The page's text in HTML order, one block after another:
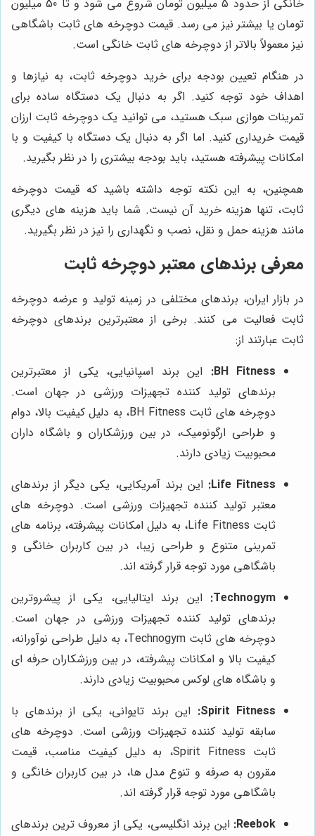
خانگی از حدود 5 میلیون تومان شروع می شود و تا 50 میلیون
تومان یا بیشتر نیز می رسد. قیمت دوچرخه های ثابت باشگاهی
نیز معمولاً بالاتر از دوچرخه های ثابت خانگی است.
در هنگام تعیین بودجه برای خرید دوچرخه ثابت، به نیازها و
اهداف خود توجه کنید. اگر به دنبال یک دستگاه ساده برای
تمرینات هوازی سبک هستید، می توانید یک دوچرخه ثابت ارزان
قیمت خریداری کنید. اما اگر به دنبال یک دستگاه با کیفیت و با
امکانات پیشرفته هستید، باید بودجه بیشتری را در نظر بگیرید.
همچنین، به این نکته توجه داشته باشید که قیمت دوچرخه
ثابت، تنها هزینه خرید آن نیست. شما باید هزینه های دیگری
مانند هزینه حمل و نقل، نصب و نگهداری را نیز در نظر بگیرید.
معرفی برندهای معتبر دوچرخه ثابت
در بازار ایران، برندهای مختلفی در زمینه تولید و عرضه دوچرخه
ثابت فعالیت می کنند. برخی از معتبرترین برندهای دوچرخه
ثابت عبارتند از:
BH Fitness:
این برند اسپانیایی، یکی از معتبرترین
برندهای تولید کننده تجهیزات ورزشی در جهان است.
دوچرخه های ثابت BH Fitness، به دلیل کیفیت بالا، دوام
و طراحی ارگونومیک، در بین ورزشکاران و باشگاه داران
محبوبیت زیادی دارند.
Life Fitness: این برند آمریکایی، یکی دیگر از برندهای
معتبر تولید کننده تجهیزات ورزشی است. دوچرخه های
ثابت Life Fitness، به دلیل امکانات پیشرفته، برنامه های
تمرینی متنوع و طراحی زیبا، در بین کاربران خانگی و
باشگاهی مورد توجه قرار گرفته اند.
Technogym:
این برند ایتالیایی، یکی از پیشروترین
برندهای تولید کننده تجهیزات ورزشی در جهان است.
دوچرخه های ثابت Technogym، به دلیل طراحی نوآورانه،
کیفیت بالا و امکانات پیشرفته، در بین ورزشکاران حرفه ای
و باشگاه های لوکس محبوبیت زیادی دارند.
Spirit Fitness: این برند تایوانی، یکی از برندهای با
سابقه تولید کننده تجهیزات ورزشی است. دوچرخه های
ثابت Spirit Fitness، به دلیل کیفیت مناسب، قیمت
مقرون به صرفه و تنوع مدل ها، در بین کاربران خانگی و
باشگاهی مورد توجه قرار گرفته اند.
Reebok: این برند انگلیسی، یکی از معروف ترین برندهای